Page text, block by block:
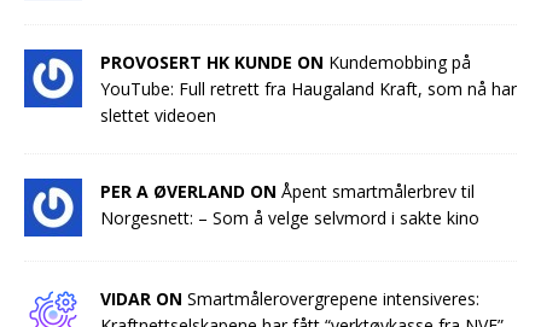
PROVOSERT HK KUNDE ON Kundemobbing på
YouTube: Full retrett fra Haugaland Kraft, som nå har
slettet videoen
PER A ØVERLAND ON Åpent smartmålerbrev til
Norgesnett: – Som å velge selvmord i sakte kino
VIDAR ON Smartmålerovergrepene intensiveres: